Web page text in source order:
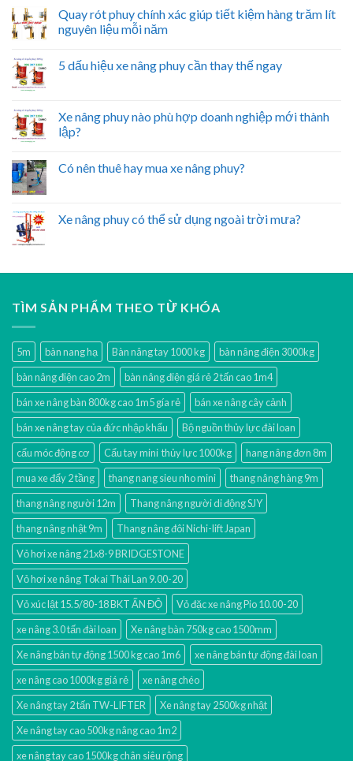
Quay rót phuy chính xác giúp tiết kiệm hàng trăm lít
nguyên liệu mỗi năm
5 dấu hiệu xe nâng phuy cần thay thế ngay
Xe nâng phuy nào phù hợp doanh nghiệp mới thành
lập?
Có nên thuê hay mua xe nâng phuy?
Xe nâng phuy có thể sử dụng ngoài trời mưa?
TÌM SẢN PHẨM THEO TỪ KHÓA
5m bàn nang hạ Bàn nâng tay 1000 kg
bàn nâng điện 3000kg
bàn nâng điện cao 2m
bàn nâng điện giá rẻ 2 tấn cao 1m4
bán xe nâng bàn 800kg cao 1m5 gía rẻ
bán xe nâng cây cảnh
bán xe nâng tay của đức nhập khẩu
Bộ nguồn thủy lực đài loan
cẩu móc động cơ
Cẩu tay mini thủy lực 1000kg
hang nâng đơn 8m
mua xe đẩy 2 tầng
thang nang sieu nho mini
thang nâng hàng 9m
thang nâng người 12m
Thang nâng người di động SJY
thang nâng nhật 9m
Thang nâng đôi Nichi-lift Japan
Vỏ hơi xe nâng 21x8-9 BRIDGESTONE
Vỏ hơi xe nâng Tokai Thái Lan 9.00-20
Vỏ xúc lật 15.5/80-18 BKT ẤN ĐỘ
Vỏ đặc xe nâng Pio 10.00-20
xe nâng 3.0 tấn đài loan
Xe nâng bàn 750kg cao 1500mm
Xe nâng bán tự động 1500 kg cao 1m6
xe nâng bán tự động đài loan
xe nâng cao 1000kg giá rẻ
xe nâng chéo
Xe nâng tay 2 tấn TW-LIFTER
Xe nâng tay 2500kg nhật
Xe nâng tay cao 500kg nâng cao 1m2
xe nâng tay cao 1500kg chân siêu rộng